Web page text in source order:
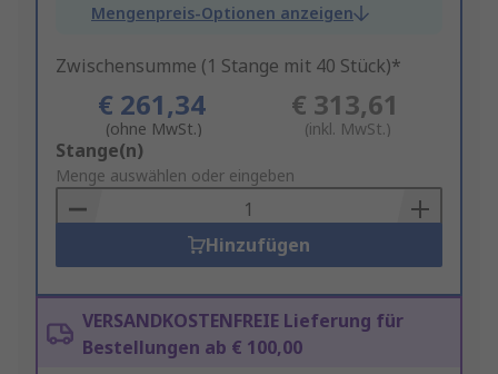
Mengenpreis-Optionen anzeigen
Zwischensumme (1 Stange mit 40 Stück)*
€ 261,34
(ohne MwSt.)
€ 313,61
(inkl. MwSt.)
Add
to
Basket
Stange(n)
Menge auswählen oder eingeben
Hinzufügen
VERSANDKOSTENFREIE Lieferung für
Bestellungen ab € 100,00